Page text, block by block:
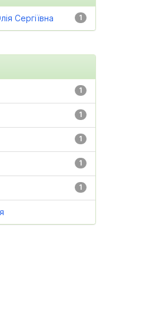
1
Сергіївна
1
1
1
1
1